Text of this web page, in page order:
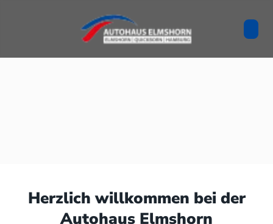
Herzlich willkommen bei der
Autohaus Elmshorn